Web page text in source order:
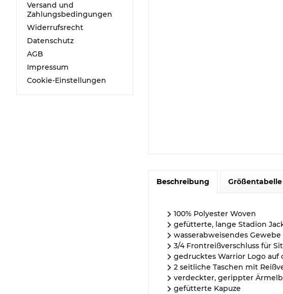
Versand und
Zahlungsbedingungen
Widerrufsrecht
Datenschutz
AGB
Impressum
Cookie-Einstellungen
Beschreibung Größentabelle
100% Polyester Woven
gefütterte, lange Stadion
wasserabweisendes Gewebe
3/4 Frontreißverschluss für
gedrucktes Warrior Logo auf
2 seitliche Taschen mit
verdeckter, gerippter
gefütterte Kapuze